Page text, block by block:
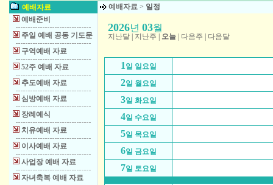
예배자료
예배준비
주일 예배 공동 기도문
구역예배 자료
52주 예배 자료
추도예배 자료
심방예배 자료
장례예식
치유예배 자료
이사예배 자료
사업장 예배 자료
자녀축복 예배 자료
예배자료 > 일정
2026년 03월
지난달 지난주 오늘 다음주 다음달
1일 일요일
2일 월요일
3일 화요일
4일 수요일
5일 목요일
6일 금요일
7일 토요일